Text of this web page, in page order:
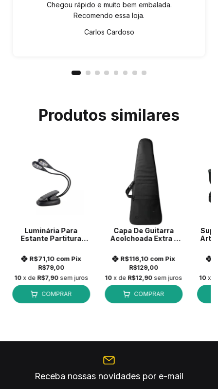
Chegou rápido e muito bem embalada.
Recomendo essa loja.
Carlos Cardoso
Produtos similares
Luminária Para
Estante Partitura
R$79,00
R$71,10 com Pix
10 x de R$7,90 sem juros
COMPRAR
Capa De Guitarra
Acolchoada Extra -
R$129,00
R$116,10 com Pix
10 x de R$12,90 sem juros
COMPRAR
10 x
Receba nossas novidades por e-mail